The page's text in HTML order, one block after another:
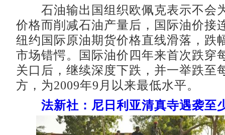
石油输出国组织欧佩克表示不会
价格而削减石油产量后，国际油价接
纽约国际原油期货价格直线滑落，跌
市场错愕。国际油价四年来首次跌穿
关口后，继续深度下跌，并一举跌至
方，为2009年9月以来最低水平。
法新社：尼日利亚清真寺遇袭至